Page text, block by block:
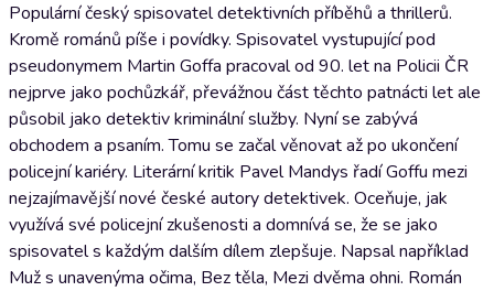
Populární český spisovatel detektivních příběhů a thrillerů.
Kromě románů píše i povídky. Spisovatel vystupující pod
pseudonymem Martin Goffa pracoval od 90. let na Policii ČR
nejprve jako pochůzkář, převážnou část těchto patnácti let ale
působil jako detektiv kriminální služby. Nyní se zabývá
obchodem a psaním. Tomu se začal věnovat až po ukončení
policejní kariéry. Literární kritik Pavel Mandys řadí Goffu mezi
nejzajímavější nové české autory detektivek. Oceňuje, jak
využívá své policejní zkušenosti a domnívá se, že se jako
spisovatel s každým dalším dílem zlepšuje. Napsal například
Muž s unavenýma očima, Bez těla, Mezi dvěma ohni. Román